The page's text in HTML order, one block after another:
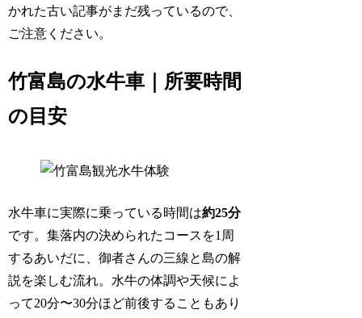
かれた古い記事がまだ残っているので、
ご注意ください。
竹富島の水牛車｜所要時間
の目安
水牛車に実際に乗っている時間は約25分
です。集落内の決められたコースを1周
するあいだに、御者さんの三線と島の解
説を楽しむ流れ。水牛の体調や天候によ
って20分〜30分ほど前後することもあり